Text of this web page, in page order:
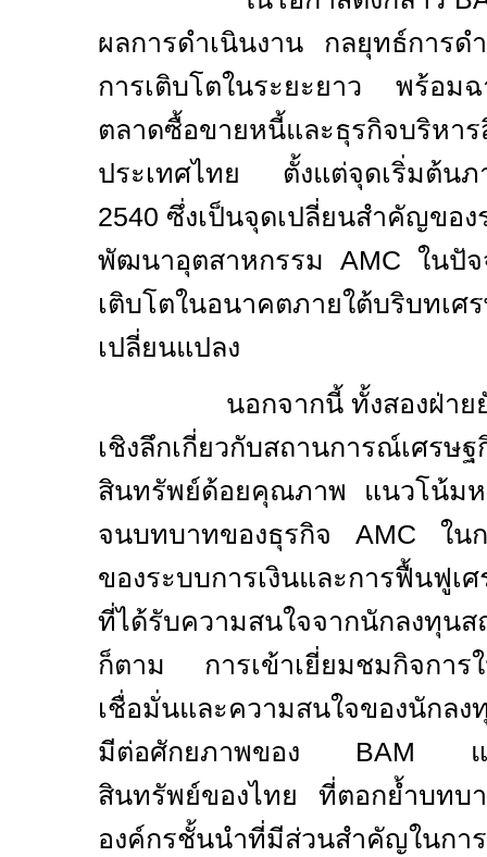
ผลการดำเนินงาน กลยุทธ์การด
การเติบโตในระยะยาว พร้อม
ตลาดซื้อขายหนี้และธุรกิจบริหา
ประเทศไทย ตั้งแต่จุดเริ่มต้นภ
2540 ซึ่งเป็นจุดเปลี่ยนสำคัญของ
พัฒนาอุตสาหกรรม AMC ในปั
เติบโตในอนาคตภายใต้บริบทเศ
เปลี่ยนแปลง
นอกจากนี้ ทั้งสองฝ่ายยัง
เชิงลึกเกี่ยวกับสถานการณ์เศร
สินทรัพย์ด้อยคุณภาพ แนวโน้ม
จนบทบาทของธุรกิจ AMC ใน
ของระบบการเงินและการฟื้นฟูเ
ที่ได้รับความสนใจจากนักลงทุน
ก็ตาม การเข้าเยี่ยมชมกิจการ
เชื่อมั่นและความสนใจของนักลง
มีต่อศักยภาพของ BAM
สินทรัพย์ของไทย ที่ตอกย้ำบท
องค์กรชั้นนำที่มีส่วนสำคัญในกา